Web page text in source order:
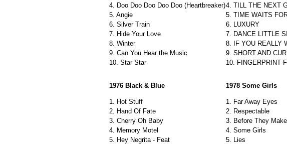
4. Doo Doo Doo Doo Doo (Heartbreaker)
5. Angie
6. Silver Train
7. Hide Your Love
8. Winter
9. Can You Hear the Music
10. Star Star
4. TILL THE NEXT
5. TIME WAITS
6. LUXURY
7. DANCE LITTLE
8. IF YOU REALLY
9. SHORT AND
10. FINGERPRINT
1976 Black & Blue
1. Hot Stuff
2. Hand Of Fate
3. Cherry Oh Baby
4. Memory Motel
5. Hey Negrita - Feat
1978 Some Girls
1. Far Away Eyes
2. Respectable
3. Before They
4. Some Girls
5. Lies